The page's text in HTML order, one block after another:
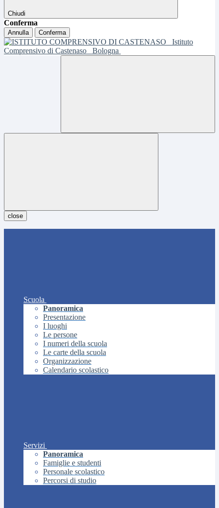
Chiudi
Conferma
Annulla Conferma
Istituto
Comprensivo di Castenaso
Bologna
close
Scuola
Panoramica
Presentazione
I luoghi
Le persone
I numeri della scuola
Le carte della scuola
Organizzazione
Calendario scolastico
Servizi
Panoramica
Famiglie e studenti
Personale scolastico
Percorsi di studio